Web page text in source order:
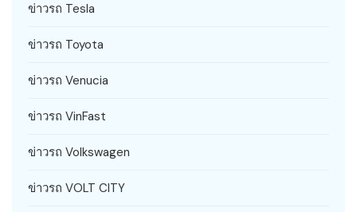
ข่าวรถ Tesla
ข่าวรถ Toyota
ข่าวรถ Venucia
ข่าวรถ VinFast
ข่าวรถ Volkswagen
ข่าวรถ VOLT CITY